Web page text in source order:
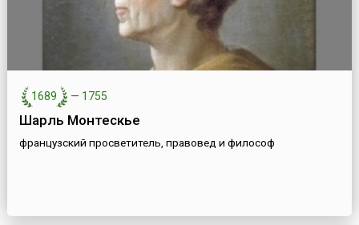
1689 — 1755
Шарль Монтескьe
французский просветитель, правовед и философ